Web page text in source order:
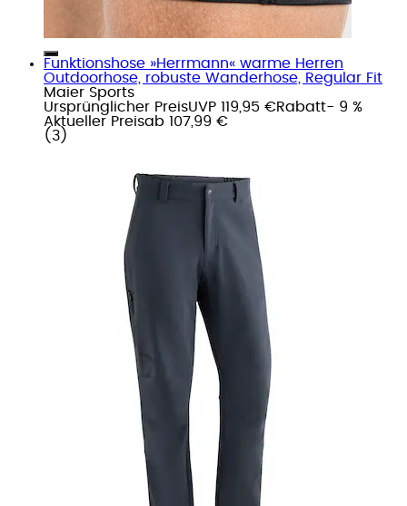
Funktionshose »Herrmann« warme Herren
Outdoorhose, robuste Wanderhose, Regular Fit
Maier Sports
Ursprünglicher PreisUVP 119,95 €Rabatt- 9 %
Aktueller Preisab 107,99 €
( 3 )